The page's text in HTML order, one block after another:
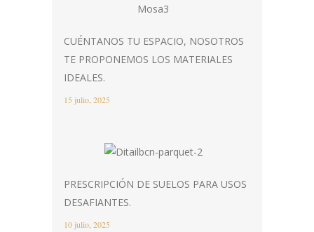
CUÉNTANOS TU ESPACIO, NOSOTROS
TE PROPONEMOS LOS MATERIALES
IDEALES.
15 julio, 2025
PRESCRIPCIÓN DE SUELOS PARA USOS
DESAFIANTES.
10 julio, 2025